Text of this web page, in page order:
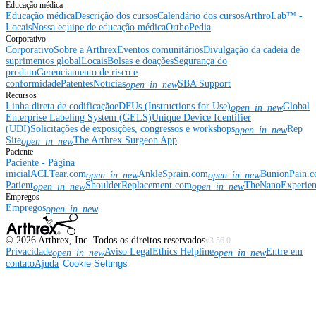
Educação médica
Educação médicaDescrição dos cursosCalendário dos cursosArthroLab™ -
LocaisNossa equipe de educação médicaOrthoPedia
Corporativo
CorporativoSobre a ArthrexEventos comunitáriosDivulgação da cadeia de
suprimentos globalLocaisBolsas e doaçõesSegurança do
produtoGerenciamento de risco e
conformidadePatentesNotíciasopen_in_newSBA Support
Recursos
Linha direta de codificaçãoeDFUs (Instructions for Use)open_in_newGlobal
Enterprise Labeling System (GELS)Unique Device Identifier
(UDI)Solicitações de exposições, congressos e workshopsopen_in_newRep
Siteopen_in_newThe Arthrex Surgeon App
Paciente
Paciente - Página
inicialACLTear.comopen_in_newAnkleSprain.comopen_in_new
Patientopen_in_newShoulderReplacement.comopen_in_new
Empregos
Empregosopen_in_new
© 2026 Arthrex, Inc. Todos os direitos reservadosv3.56.0
Privacidadeopen_in_newAviso LegalEthics Helplineopen_in_newEntre em
contatoAjuda Cookie Settings